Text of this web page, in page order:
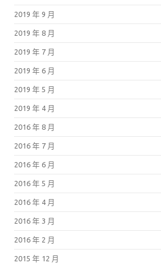
2019 年 9 月
2019 年 8 月
2019 年 7 月
2019 年 6 月
2019 年 5 月
2019 年 4 月
2016 年 8 月
2016 年 7 月
2016 年 6 月
2016 年 5 月
2016 年 4 月
2016 年 3 月
2016 年 2 月
2015 年 12 月